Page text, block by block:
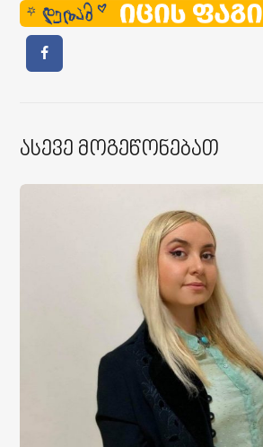
Ასევე Მოგეწონებათ